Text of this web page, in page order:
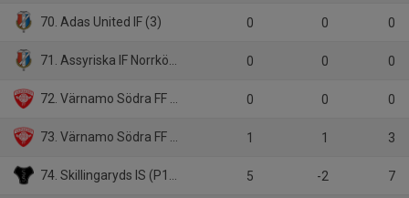
70. Adas United IF (3) 0 0 0
71. Assyriska IF Norrköping (3) 0 0 0
72. Värnamo Södra FF P18 0 0 0
73. Värnamo Södra FF (P18) 1 1 3
74. Skillingaryds IS (P18) 5 -2 7